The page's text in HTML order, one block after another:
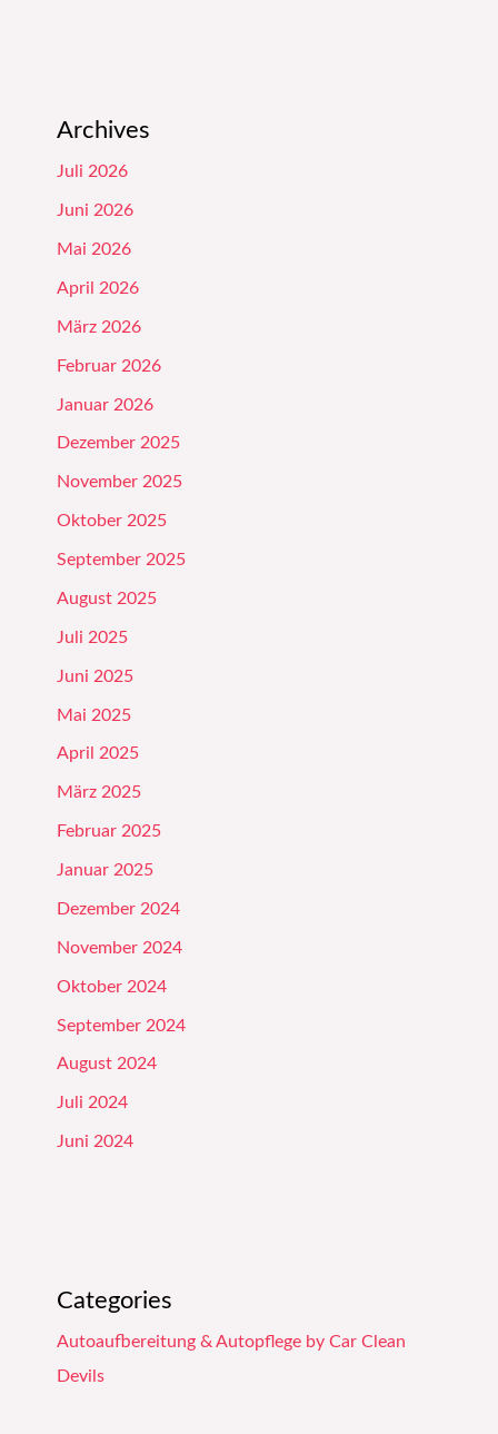
Archives
Juli 2026
Juni 2026
Mai 2026
April 2026
März 2026
Februar 2026
Januar 2026
Dezember 2025
November 2025
Oktober 2025
September 2025
August 2025
Juli 2025
Juni 2025
Mai 2025
April 2025
März 2025
Februar 2025
Januar 2025
Dezember 2024
November 2024
Oktober 2024
September 2024
August 2024
Juli 2024
Juni 2024
Categories
Autoaufbereitung & Autopflege by Car Clean
Devils